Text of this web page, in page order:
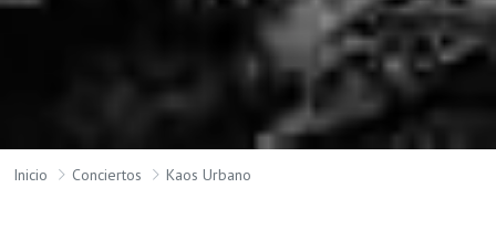
Inicio Conciertos Kaos Urbano